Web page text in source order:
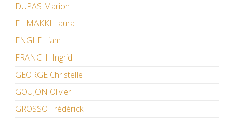
DUPAS Marion
EL MAKKI Laura
ENGLE Liam
FRANCHI Ingrid
GEORGE Christelle
GOUJON Olivier
GROSSO Frédérick